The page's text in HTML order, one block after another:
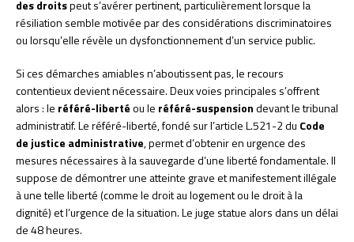
des droitspeut s’avérer pertinent, particulièrement lorsque la
résiliation semble motivée par des considérations discriminatoires
ou lorsqu’elle révèle un dysfonctionnement d’un service public.
Si ces démarches amiables n’aboutissent pas, le recours
contentieux devient nécessaire. Deux voies principales s’offrent
alors : le référé-libertéou le référé-suspensiondevant le tribunal
administratif. Le référé-liberté, fondé sur l’article L.521-2 du Code
de justice administrative, permet d’obtenir en urgence des
mesures nécessaires à la sauvegarde d’une liberté fondamentale. Il
suppose de démontrer une atteinte grave et manifestement illégale
à une telle liberté (comme le droit au logement ou le droit à la
dignité) et l’urgence de la situation. Le juge statue alors dans un délai
de 48 heures.